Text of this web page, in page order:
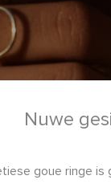
Nuwe
goue ringe